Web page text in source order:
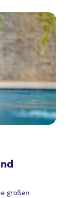
großen